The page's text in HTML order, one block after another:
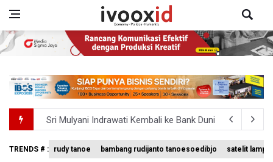
Sri Mulyani Indrawati Kembali ke Bank Dunia
Persebaya Juara Piala Presiden 2026, Menang Adu
TRENDS # : rudy tanoe bambang rudijanto tanoesoedibjo satelit